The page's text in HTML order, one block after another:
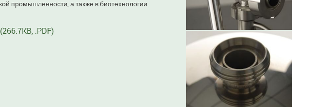
промышленности, а также в биотехнологии.
(266.7KB, .PDF)